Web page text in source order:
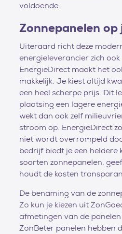
voldoende.
Zonnepanelen op
Uiteraard richt deze
energieleverancier zich
EnergieDirect maakt het
makkelijk. Je kiest altijd
een heel scherpe prijs. Dit
plaatsing een lagere
wekt dan ook zelf
stroom op. EnergieDirect
niet wordt overrompeld
bedrijf biedt je een heldere
soorten zonnepanelen,
houdt de kosten
De benaming van de
Zo kun je kiezen uit
afmetingen van de
ZonBeter panelen hebben